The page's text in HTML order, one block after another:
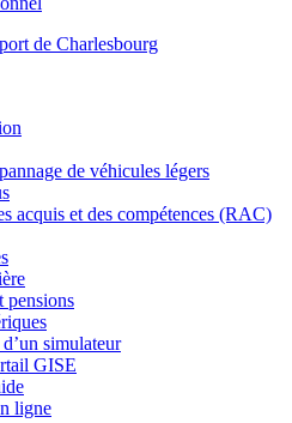
de véhicules légers
acquis et des compétences (RAC)
pensions
simulateur
GISE
ligne